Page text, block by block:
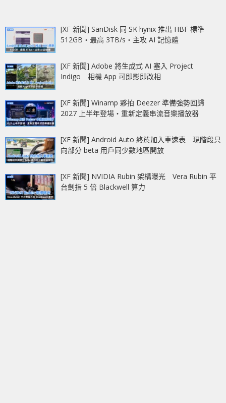
[XF 新聞] SanDisk 同 SK hynix 推出 HBF 標準
512GB‧最高 3TB/s‧主攻 AI 記憶體
[XF 新聞] Adobe 將生成式 AI 塞入 Project
Indigo 相機 App 可即影即改相
[XF 新聞] Winamp 夥拍 Deezer 準備強勢回歸
2027 上半年登場‧重新定義串流音樂播放器
[XF 新聞] Android Auto 終於加入車速表 現階段只
向部分 beta 用戶同少數地區開放
[XF 新聞] NVIDIA Rubin 架構曝光 Vera Rubin 平
台劍指 5 倍 Blackwell 算力